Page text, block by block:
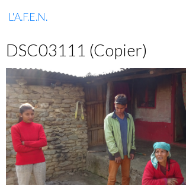
L'A.F.E.N.
DSC03111 (Copier)